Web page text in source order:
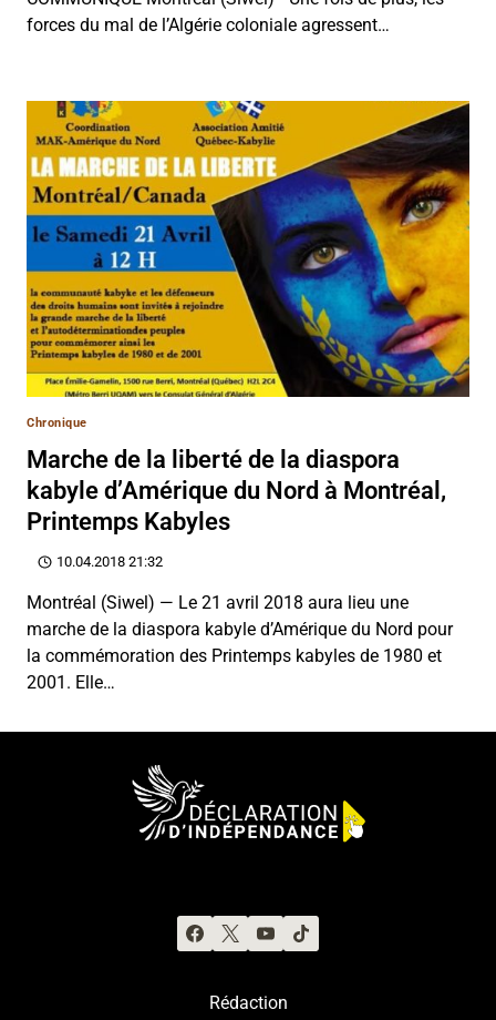
forces du mal de l’Algérie coloniale agressent…
Chronique
Marche de la liberté de la diaspora
kabyle d’Amérique du Nord à Montréal,
Printemps Kabyles
10.04.2018 21:32
Montréal (Siwel) — Le 21 avril 2018 aura lieu une
marche de la diaspora kabyle d’Amérique du Nord pour
la commémoration des Printemps kabyles de 1980 et
2001. Elle…
Rédaction